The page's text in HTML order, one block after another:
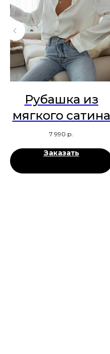
Рубашка из
мягкого сатина
7 990 р.
Заказать